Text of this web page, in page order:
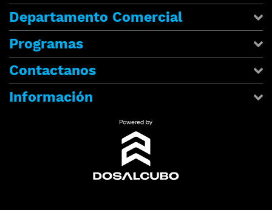
Departamento Comercial
Programas
Contactanos
Información